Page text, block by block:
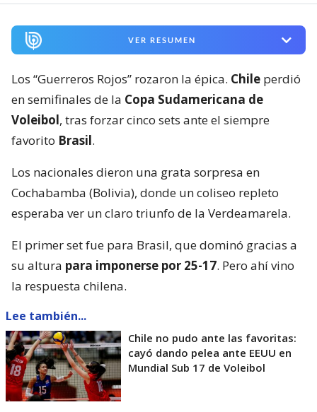
VER RESUMEN
Los “Guerreros Rojos” rozaron la épica. Chile perdió
en semifinales de la Copa Sudamericana de
Voleibol, tras forzar cinco sets ante el siempre
favorito Brasil.
Los nacionales dieron una grata sorpresa en
Cochabamba (Bolivia), donde un coliseo repleto
esperaba ver un claro triunfo de la Verdeamarela.
El primer set fue para Brasil, que dominó gracias a
su altura para imponerse por 25-17. Pero ahí vino
la respuesta chilena.
Lee también...
Chile no pudo ante las favoritas:
cayó dando pelea ante EEUU en
Mundial Sub 17 de Voleibol